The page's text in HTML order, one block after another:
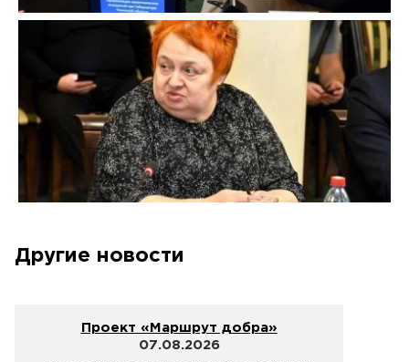
Другие новости
Проект «Маршрут добра»
07.08.2026